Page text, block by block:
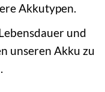
Akkutypen.
und
unseren Akku zu